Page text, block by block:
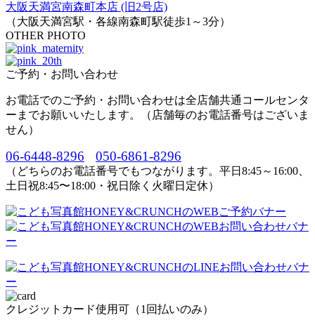
大阪天満宮南森町本店 (旧2号店)
（大阪天満宮駅・各線南森町駅徒歩1～3分）
OTHER PHOTO
ご予約・お問い合わせ
お電話でのご予約・お問い合わせは全店舗共通コールセンタ
ーまでお願いいたします。（店舗毎のお電話番号はございま
せん）
06-6448-8296 050-6861-8296
（どちらのお電話番号でもつながります。平日8:45～16:00、
土日祝8:45〜18:00・祝日除く火曜日定休）
クレジットカード使用可（1回払いのみ）